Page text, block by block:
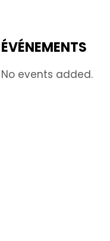
ÉVÉNEMENTS
No events added.